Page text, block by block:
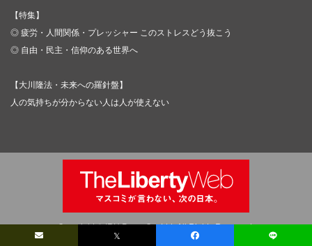
𝕏
【特集】
◎ 疲労・人間関係・プレッシャー このストレスどう抜こう
◎ 自由・民主・信仰のある世界へ
【大川隆法・未来への羅針盤】
人の気持ちが分からない人は人が使えない
Copyright © IRH Press Co.,Ltd. All Rights Reserved.